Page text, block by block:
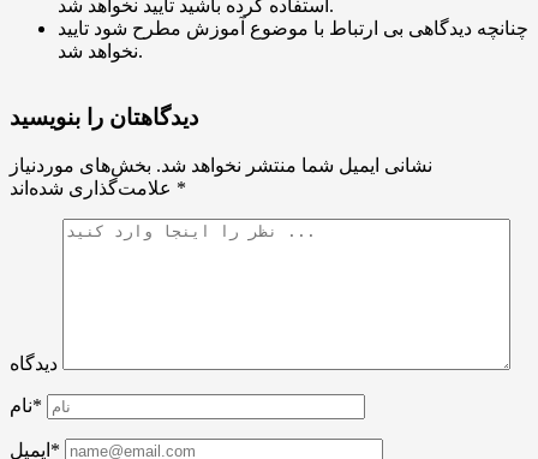
استفاده کرده باشید تایید نخواهد شد.
چنانچه دیدگاهی بی ارتباط با موضوع آموزش مطرح شود تایید
نخواهد شد.
دیدگاهتان را بنویسید
نشانی ایمیل شما منتشر نخواهد شد. بخش‌های موردنیاز
*
دیدگاه
نام*
ایمیل*